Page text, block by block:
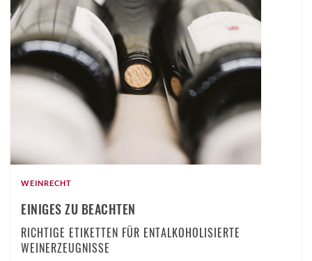
WEINRECHT
EINIGES ZU BEACHTEN
RICHTIGE ETIKETTEN FÜR ENTALKOHOLISIERTE
WEINERZEUGNISSE